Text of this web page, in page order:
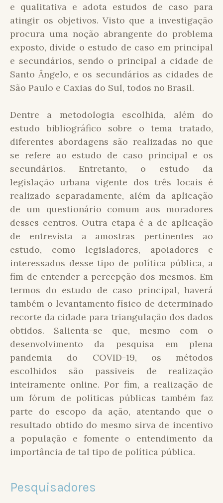
e qualitativa e adota estudos de caso para
atingir os objetivos. Visto que a investigação
procura uma noção abrangente do problema
exposto, divide o estudo de caso em principal
e secundários, sendo o principal a cidade de
Santo Ângelo, e os secundários as cidades de
São Paulo e Caxias do Sul, todos no Brasil.
Dentre a metodologia escolhida, além do
estudo bibliográfico sobre o tema tratado,
diferentes abordagens são realizadas no que
se refere ao estudo de caso principal e os
secundários. Entretanto, o estudo da
legislação urbana vigente dos três locais é
realizado separadamente, além da aplicação
de um questionário comum aos moradores
desses centros. Outra etapa é a de aplicação
de entrevista a amostras pertinentes ao
estudo, como legisladores, apoiadores e
interessados desse tipo de política pública, a
fim de entender a percepção dos mesmos. Em
termos do estudo de caso principal, haverá
também o levantamento físico de determinado
recorte da cidade para triangulação dos dados
obtidos. Salienta-se que, mesmo com o
desenvolvimento da pesquisa em plena
pandemia do COVID-19, os métodos
escolhidos são passiveis de realização
inteiramente online. Por fim, a realização de
um fórum de políticas públicas também faz
parte do escopo da ação, atentando que o
resultado obtido do mesmo sirva de incentivo
a população e fomente o entendimento da
importância de tal tipo de política pública.
Pesquisadores